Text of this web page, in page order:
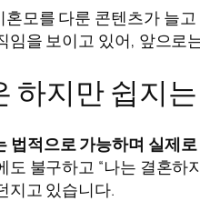
모를 다룬 콘텐츠가 늘
임을 보이고 있어, 앞으로
하지만 쉽지
법적으로 가능하며 실제
도 불구하고 “나는 결혼
지고 있습니다.